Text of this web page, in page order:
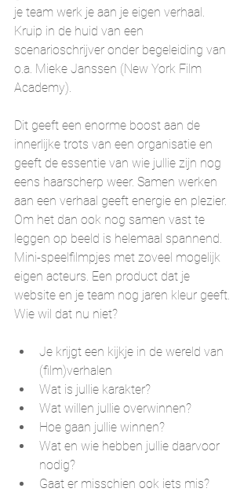
je team werk je aan je eigen verhaal.
Kruip in de huid van een
scenarioschrijver onder begeleiding van
o.a. Mieke Janssen (New York Film
Academy).
Dit geeft een enorme boost aan de
innerlijke trots van een organisatie en
geeft de essentie van wie jullie zijn nog
eens haarscherp weer. Samen werken
aan een verhaal geeft energie en plezier.
Om het dan ook nog samen vast te
leggen op beeld is helemaal spannend.
Mini-speelfilmpjes met zoveel mogelijk
eigen acteurs. Een product dat je
website en je team nog jaren kleur geeft.
Wie wil dat nu niet?
Je krijgt een kijkje in de wereld van
(film)verhalen
Wat is jullie karakter?
Wat willen jullie overwinnen?
Hoe gaan jullie winnen?
Wat en wie hebben jullie daarvoor
nodig?
Gaat er misschien ook iets mis?